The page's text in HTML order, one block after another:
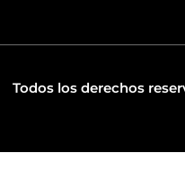
Todos los derechos